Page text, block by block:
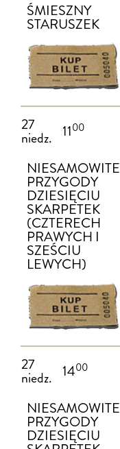
ŚMIESZNY
STARUSZEK
27
niedz. 1100
NIESAMOWITE
PRZYGODY
DZIESIĘCIU
SKARPETEK
(CZTERECH
PRAWYCH I
SZEŚCIU
LEWYCH)
27
niedz. 1400
NIESAMOWITE
PRZYGODY
DZIESIĘCIU